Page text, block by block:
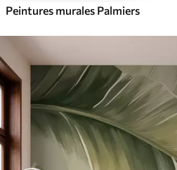
Peintures murales Palmiers